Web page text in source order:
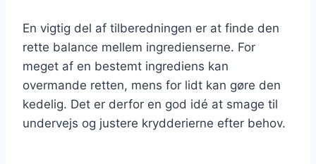
En vigtig del af tilberedningen er at finde den
rette balance mellem ingredienserne. For
meget af en bestemt ingrediens kan
overmande retten, mens for lidt kan gøre den
kedelig. Det er derfor en god idé at smage til
undervejs og justere krydderierne efter behov.